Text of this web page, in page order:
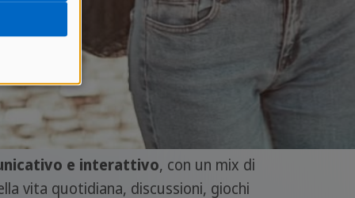
e interattivo, con un mix di
vita quotidiana, discussioni, giochi